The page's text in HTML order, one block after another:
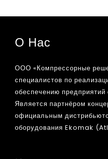
О Нас
ООО «Компрессорные
специалистов по
обеспечению
Является партнёром
официальным
оборудования Ekomak